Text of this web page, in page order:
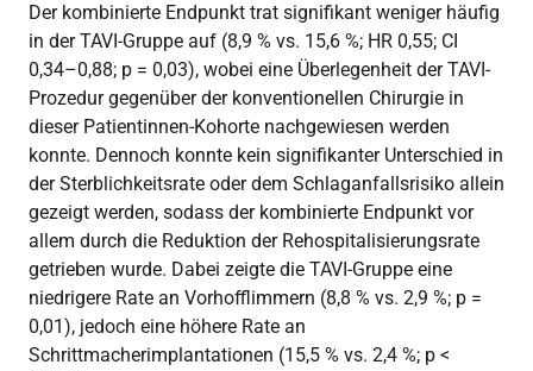
Der kombinierte Endpunkt trat signifikant weniger häufig
in der TAVI-Gruppe auf (8,9 % vs. 15,6 %; HR 0,55; CI
0,34–0,88; p = 0,03), wobei eine Überlegenheit der TAVI-
Prozedur gegenüber der konventionellen Chirurgie in
dieser Patientinnen-Kohorte nachgewiesen werden
konnte. Dennoch konnte kein signifikanter Unterschied in
der Sterblichkeitsrate oder dem Schlaganfallsrisiko allein
gezeigt werden, sodass der kombinierte Endpunkt vor
allem durch die Reduktion der Rehospitalisierungsrate
getrieben wurde. Dabei zeigte die TAVI-Gruppe eine
niedrigere Rate an Vorhofflimmern (8,8 % vs. 2,9 %; p =
0,01), jedoch eine höhere Rate an
Schrittmacherimplantationen (15,5 % vs. 2,4 %; p <